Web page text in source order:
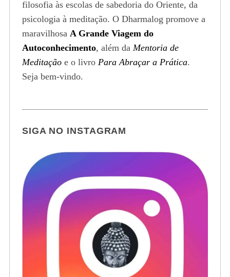
filosofia às escolas de sabedoria do Oriente, da
psicologia à meditação. O Dharmalog promove a
maravilhosa A Grande Viagem do
Autoconhecimento, além da Mentoria de
Meditaçãoe o livro Para Abraçar a Prática.
Seja bem-vindo.
SIGA NO INSTAGRAM